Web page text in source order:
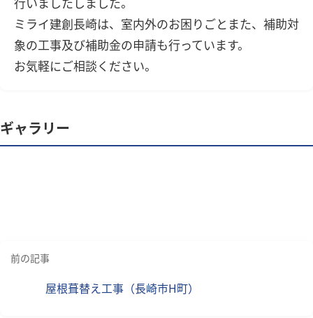
ミライ建創長崎は、室内外のお困りごとまた、補助対
象の工事及び補助金の申請も行っています。
お気軽にご相談ください。
ギャラリー
前の記事
屋根葺替え工事（長崎市H町）